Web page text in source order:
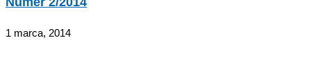
1 marca, 2014